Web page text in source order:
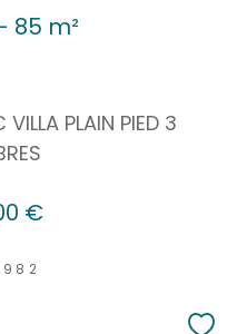
85 m²
VILLA PLAIN PIED 3
€